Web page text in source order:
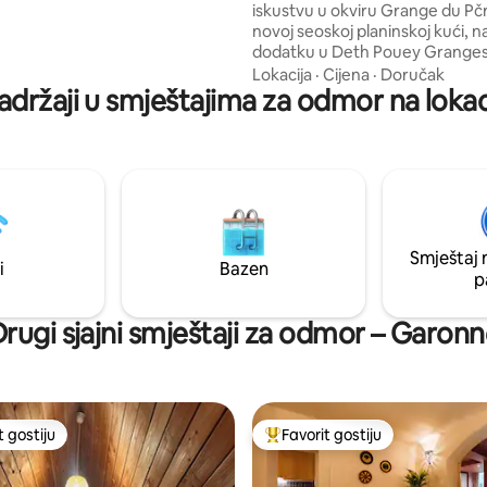
uređaj - Tuš kabina u
iskustvu u okviru Grange du
novoj seoskoj planinskoj kući,
dodatku u Deth Pouey
Apsolutno panoramski pogled
sobe i ograđenu baštu, kao i
spoljni tuš. Bezbedna
Avanturistički krevetac za dete
.Elec punjač. Vrlo kvalitetne
Lokacija · Cijena · Doručak
u smještajima za odmor na
Bazen
Smještaj
sjajni smještaji za odmor –
gostiju
gostiju Glavni favorit gostiju
Favorit gostiju